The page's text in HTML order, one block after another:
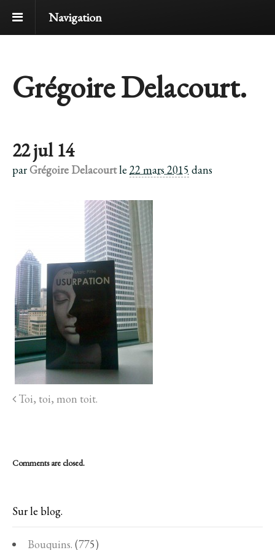
Navigation
Grégoire Delacourt.
22 jul 14
parGrégoire Delacourtle 22 mars 2015 dans
Toi, toi, mon toit.
Comments are closed.
Sur le blog.
Bouquins. (775)